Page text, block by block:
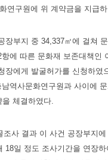
연구원에 위 계약금을 지급
장부지 중 34,337㎡에 걸쳐
항에 따른 문화재 보존대책인
장에게 발굴허가를 신청하
역사문화연구원과 사이에
체결하였다.
조사 결과 이 사건 공장부지
18일 정도 조사기간을 연장